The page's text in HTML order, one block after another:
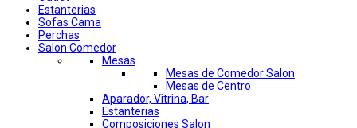
Estanterias
Sofas Cama
Perchas
Salon Comedor
Mesas
Mesas de Comedor Salon
Mesas de Centro
Aparador, Vitrina, Bar
Estanterias
Composiciones Salon